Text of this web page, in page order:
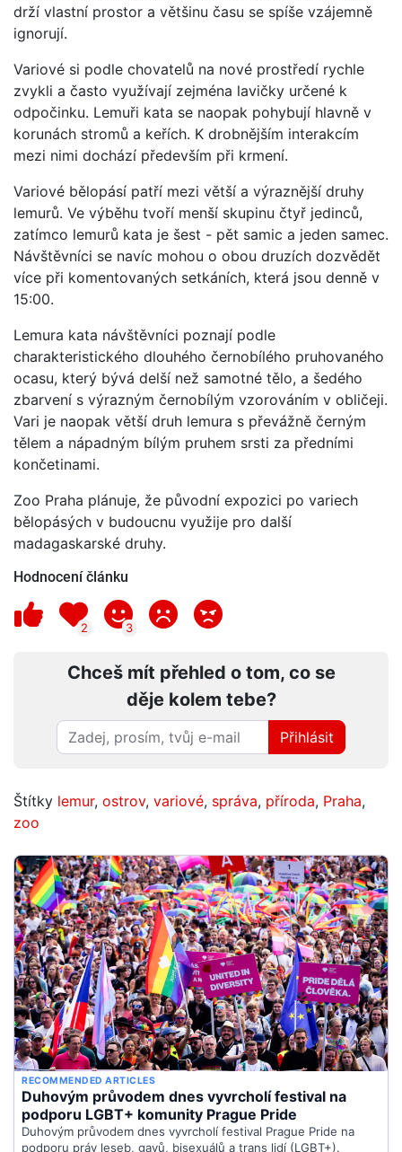
drží vlastní prostor a většinu času se spíše vzájemně
ignorují.
Variové si podle chovatelů na nové prostředí rychle
zvykli a často využívají zejména lavičky určené k
odpočinku. Lemuři kata se naopak pohybují hlavně v
korunách stromů a keřích. K drobnějším interakcím
mezi nimi dochází především při krmení.
Variové bělopásí patří mezi větší a výraznější druhy
lemurů. Ve výběhu tvoří menší skupinu čtyř jedinců,
zatímco lemurů kata je šest - pět samic a jeden samec.
Návštěvníci se navíc mohou o obou druzích dozvědět
více při komentovaných setkáních, která jsou denně v
15:00.
Lemura kata návštěvníci poznají podle
charakteristického dlouhého černobílého pruhovaného
ocasu, který bývá delší než samotné tělo, a šedého
zbarvení s výrazným černobílým vzorováním v obličeji.
Vari je naopak větší druh lemura s převážně černým
tělem a nápadným bílým pruhem srsti za předními
končetinami.
Zoo Praha plánuje, že původní expozici po variech
bělopásých v budoucnu využije pro další
madagaskarské druhy.
Hodnocení článku
2 3
Chceš mít přehled o tom, co se
děje kolem tebe?
Přihlásit
Štítky lemur, ostrov, variové, správa, příroda, Praha,
zoo